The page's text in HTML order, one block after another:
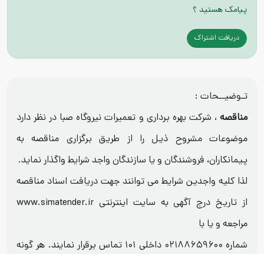
پیامک هستید ؟
دریافت اشتراک
تـوضیــحات :
مناقصه ، شرکت بهره برداری و تعمیرات نیروگاه صبا در نظر دارد
موضوعات مشروح ذیل را از طریق برگزاری مناقصه به
پیمانکاران، فروشندگان و یا سازندگان واجد شرایط واگذار نماید.
لذا کلیه واجدین شرایط می توانند جهت دریافت اسناد مناقصه
از تاریخ درج آگهی به سایت اینترنتی www.simatender.ir
مراجعه و یا با
شماره ۰۲۱۸۸۶۵۹۶۰۰ داخلی ۱۰۱ تماس برقرار نمایند. هر گونه